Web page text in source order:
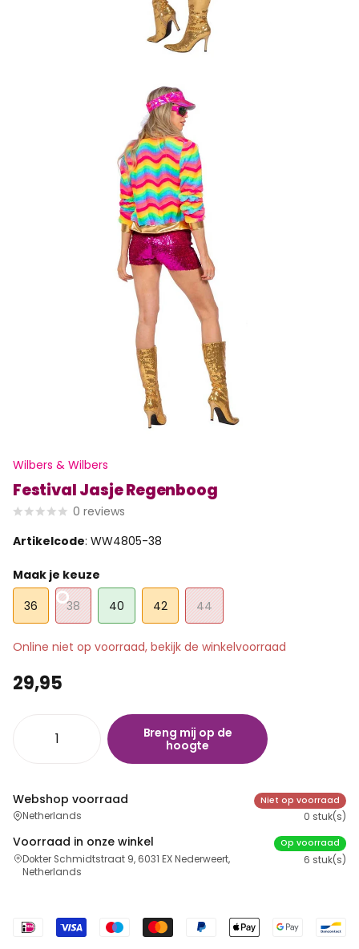
Wilbers & Wilbers
Festival Jasje Regenboog
0 reviews
Artikelcode: WW4805-38
Maak je keuze
36
38 40 42 44
Online niet op voorraad, bekijk de winkelvoorraad
29,95
Breng mij op de
hoogte
Webshop voorraad
Netherlands
Niet op voorraad
0 stuk(s)
Voorraad in onze winkel
Dokter Schmidtstraat 9, 6031 EX Nederweert,
Netherlands
Op voorraad
6 stuk(s)